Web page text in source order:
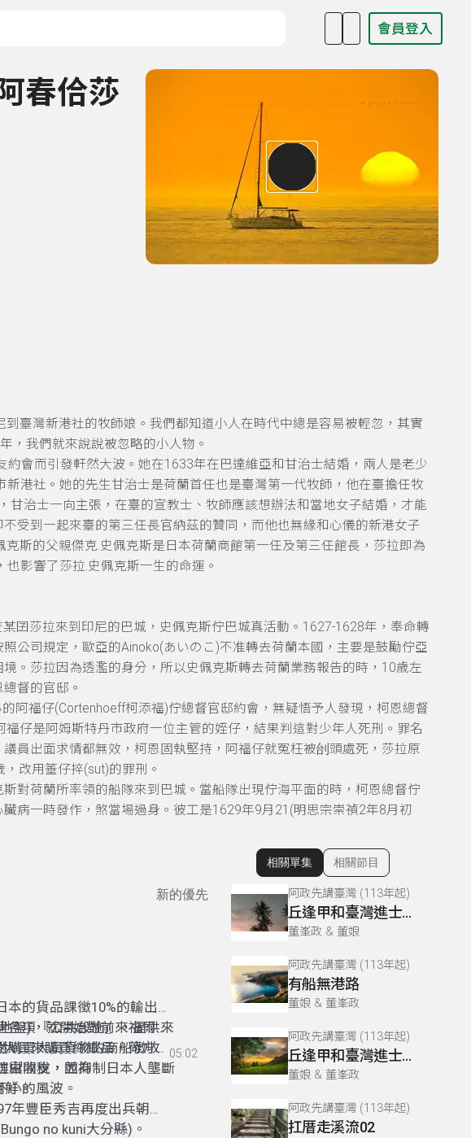
會員登入
春佮莎
臺灣新港社的牧師娘。我們都知道小人在時代中總是容易被輕忽，其實
，我們就來說說被忽略的小人物。
會而引發軒然大波。她在1633年在巴達維亞和甘治士結婚，兩人是老少
港社。她的先生甘治士是荷蘭首任也是臺灣第一代牧師，他在臺擔任牧
甘治士一向主張，在臺的宣教士、牧師應該想辦法和當地女子結婚，才能
受到一起來臺的第三任長官納茲的贊同，而他也無緣和心儀的新港女子
斯的父親傑克.史佩克斯是日本荷蘭商館第一任及第三任館長，莎拉即為
影響了莎拉.史佩克斯一生的命運。
囝莎拉來到印尼的巴城， 史佩克斯佇巴城真活動。1627-1628年，奉命轉
照公司規定，歐亞的Ainoko(あいのこ)不准轉去荷蘭本國，主要是鼓勵佇亞
。 莎拉因為透濫的身分，所以史佩克斯轉去荷蘭業務報告的時，10歲左
督的官邸。
阿福仔(Cortenhoeff柯添福)佇總督官邸約會，無疑悟予人發現，柯恩總督
福仔是阿姆斯特丹市政府一位主管的姪仔，結果判這對少年人死刑。罪名
員出面求情都無效，柯恩固執堅持，阿福仔就冤枉被刣頭處死，莎拉原
改用箠仔捽(sut)的罪刑。
對荷蘭所率領的船隊來到巴城。當船隊出現佇海平面的時，柯恩總督佇
病一時發作，煞當場過身。彼工是1629年9月21(明思宗崇禎2年8月初
新的優先
的貨品課徵10%的輸出
各項『公共設施』，提供來
。
盤)，就開始對前來福爾摩
購買大員貨物的商船徵收
禦開支，並抑制日本人壟斷
小的風波。
員來購買絲織品，荷方向
由收稅，因為
鮮。
年豐臣秀吉再度出兵朝
no kuni大分縣)。
05:02
顯示相關單集
相關單集 相關節目
阿政先講臺灣 (113年起)
丘逢甲和臺灣進士01
董峯政 & 董娘
阿政先講臺灣 (113年起)
有船無港路
董娘 & 董峯政
阿政先講臺灣 (113年起)
丘逢甲和臺灣進士02
董娘 & 董峯政
阿政先講臺灣 (113年起)
扛厝走溪流02